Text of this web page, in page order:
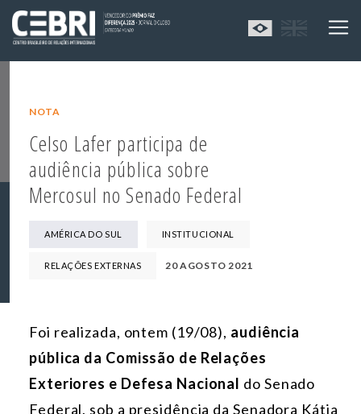
NOTA
Celso Lafer participa de
audiência pública sobre
Mercosul no Senado Federal
AMÉRICA DO SUL INSTITUCIONAL
RELAÇÕES EXTERNAS 20 AGOSTO 2021
Foi realizada, ontem (19/08), audiência
pública da Comissão de Relações
Exteriores e Defesa Nacional do Senado
Federal, sob a presidência da Senadora Kátia